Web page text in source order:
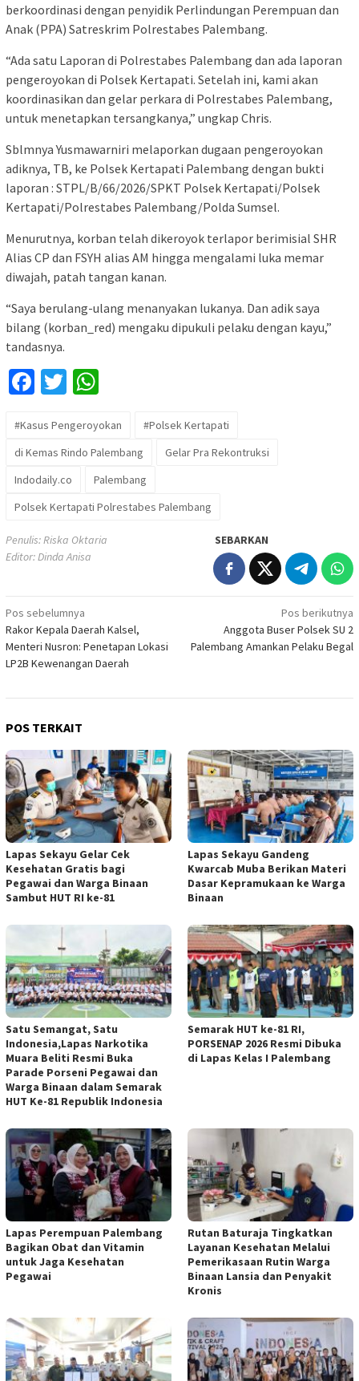
berkoordinasi dengan penyidik Perlindungan Perempuan dan
Anak (PPA) Satreskrim Polrestabes Palembang.
“Ada satu Laporan di Polrestabes Palembang dan ada laporan
pengeroyokan di Polsek Kertapati. Setelah ini, kami akan
koordinasikan dan gelar perkara di Polrestabes Palembang,
untuk menetapkan tersangkanya,” ungkap Chris.
Sblmnya Yusmawarniri melaporkan dugaan pengeroyokan
adiknya, TB, ke Polsek Kertapati Palembang dengan bukti
laporan : STPL/B/66/2026/SPKT Polsek Kertapati/Polsek
Kertapati/Polrestabes Palembang/Polda Sumsel.
Menurutnya, korban telah dikeroyok terlapor berimisial SHR
Alias CP dan FSYH alias AM hingga mengalami luka memar
diwajah, patah tangan kanan.
“Saya berulang-ulang menanyakan lukanya. Dan adik saya
bilang (korban_red) mengaku dipukuli pelaku dengan kayu,”
tandasnya.
Facebook
Twitter
#Kasus Pengeroyokan
#Polsek Kertapati
di Kemas Rindo Palembang
Gelar Pra Rekontruksi
Indodaily.co
Palembang
Polsek Kertapati Polrestabes Palembang
Penulis: Riska Oktaria
Editor: Dinda Anisa
SEBARKAN
Navigasi
pos
Pos sebelumnya
Rakor Kepala Daerah Kalsel,
Menteri Nusron: Penetapan Lokasi
LP2B Kewenangan Daerah
Pos berikutnya
Anggota Buser Polsek SU 2
Palembang Amankan Pelaku Begal
POS TERKAIT
Lapas Sekayu Gelar Cek
Kesehatan Gratis bagi
Pegawai dan Warga Binaan
Sambut HUT RI ke-81
Lapas Sekayu Gandeng
Kwarcab Muba Berikan Materi
Dasar Kepramukaan ke Warga
Binaan
Satu Semangat, Satu
Indonesia,Lapas Narkotika
Muara Beliti Resmi Buka
Parade Porseni Pegawai dan
Warga Binaan dalam Semarak
HUT Ke-81 Republik Indonesia
Semarak HUT ke-81 RI,
PORSENAP 2026 Resmi Dibuka
di Lapas Kelas I Palembang
Lapas Perempuan Palembang
Bagikan Obat dan Vitamin
untuk Jaga Kesehatan
Pegawai
Rutan Baturaja Tingkatkan
Layanan Kesehatan Melalui
Pemerikasaan Rutin Warga
Binaan Lansia dan Penyakit
Kronis